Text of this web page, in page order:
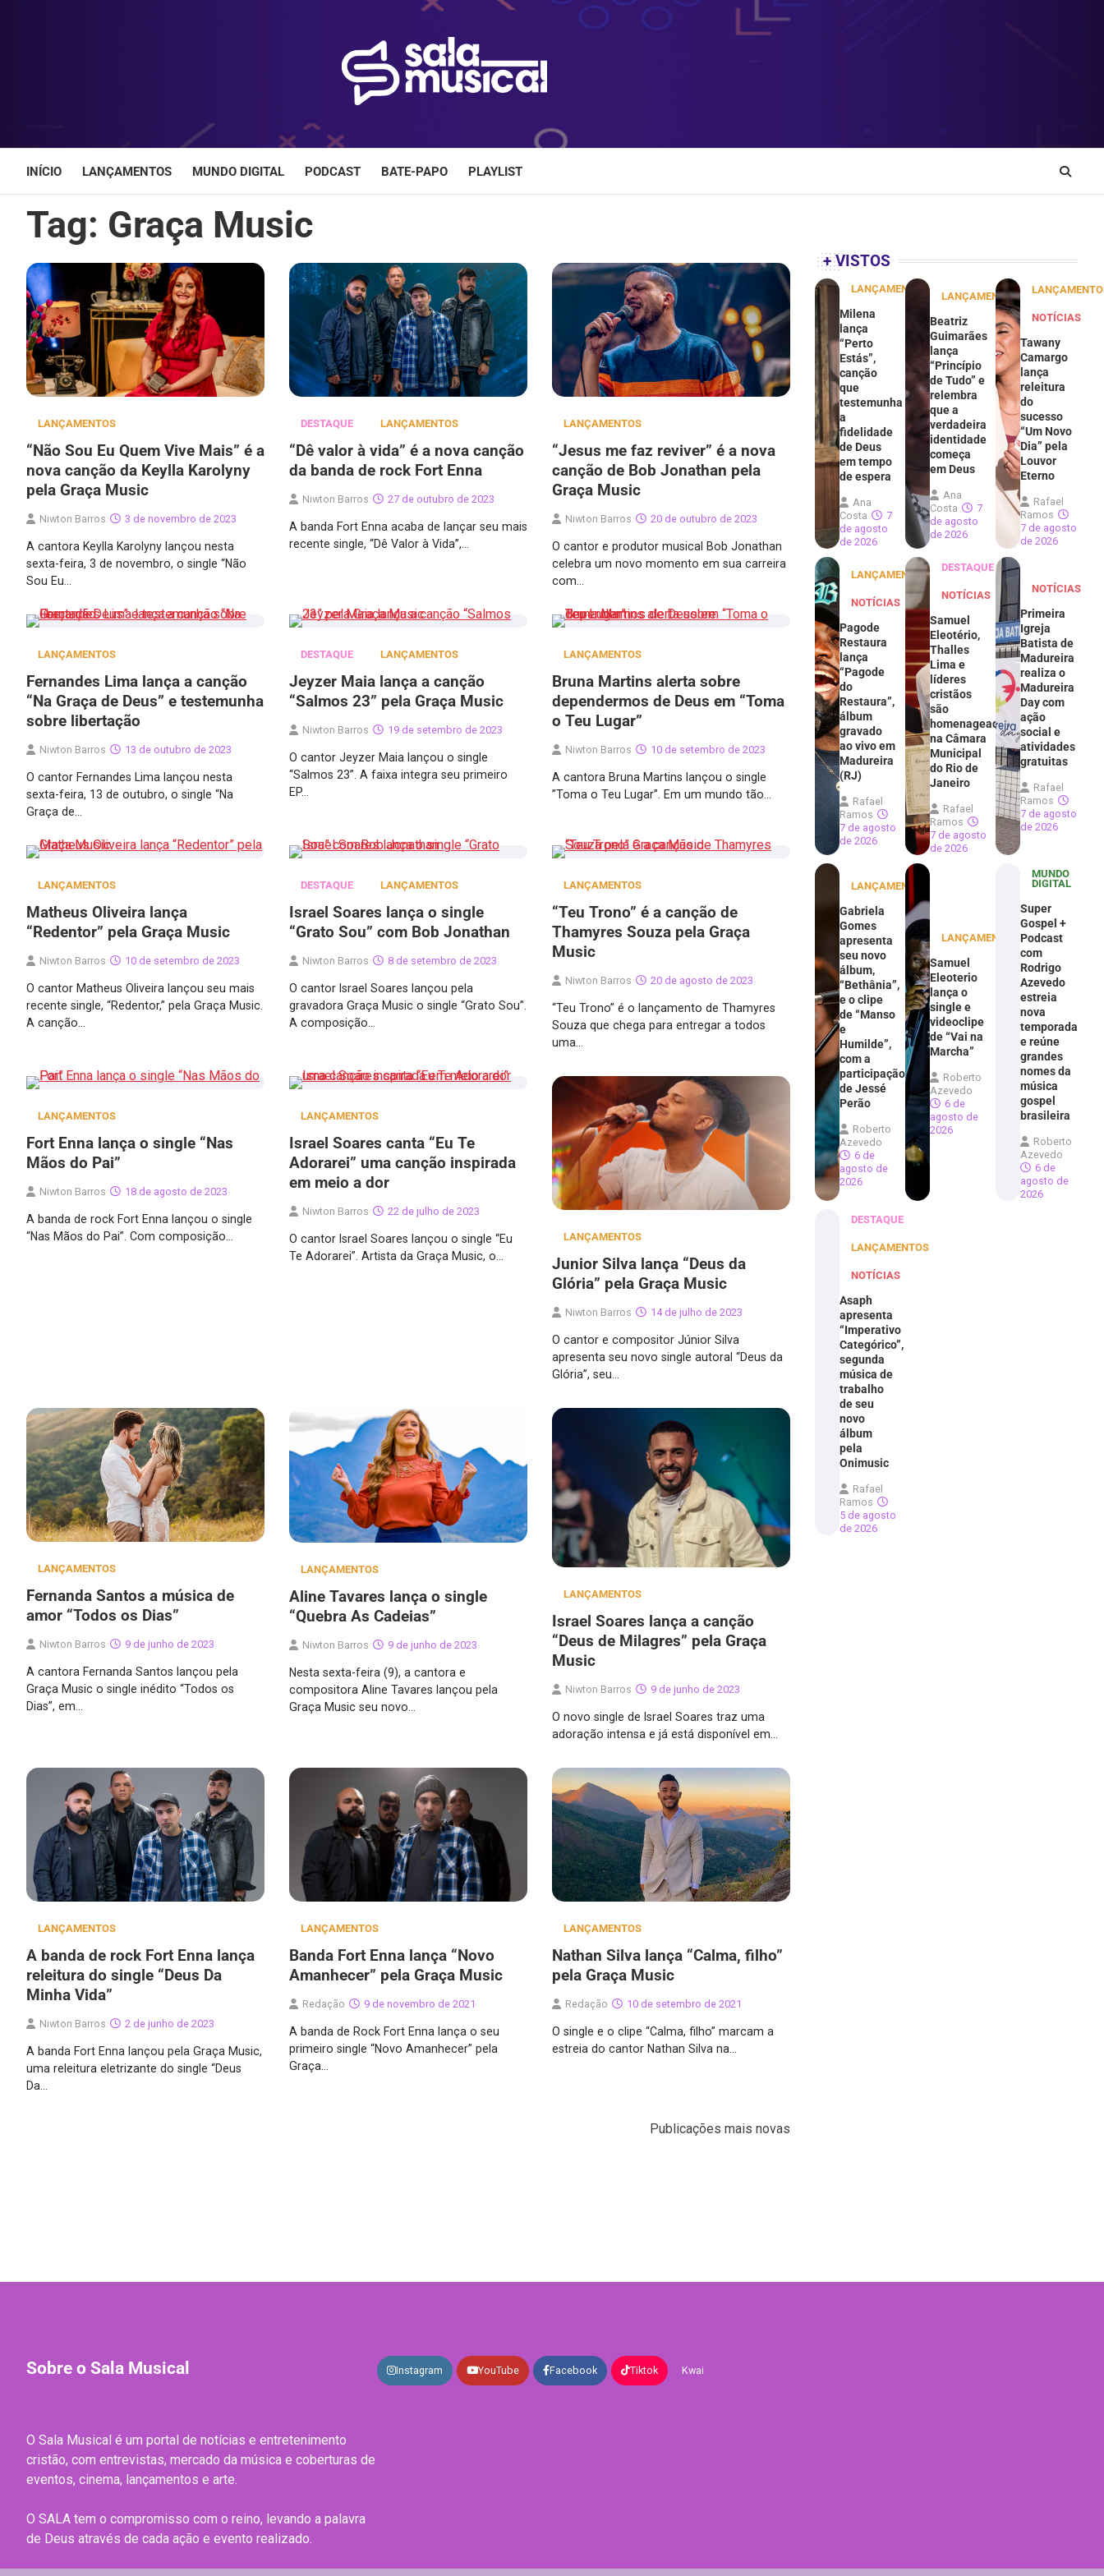
INÍCIO LANÇAMENTOS MUNDO DIGITAL PODCAST BATE-PAPO PLAYLIST
Tag: Graça Music
LANÇAMENTOS
“Não Sou Eu Quem Vive Mais” é a
nova canção da Keylla Karolyny
pela Graça Music
Niwton Barros 3 de novembro de 2023
A cantora Keylla Karolyny lançou nesta
sexta-feira, 3 de novembro, o single “Não
Sou Eu…
DESTAQUE LANÇAMENTOS
“Dê valor à vida” é a nova canção
da banda de rock Fort Enna
Niwton Barros 27 de outubro de 2023
A banda Fort Enna acaba de lançar seu mais
recente single, “Dê Valor à Vida”,…
LANÇAMENTOS
“Jesus me faz reviver” é a nova
canção de Bob Jonathan pela
Graça Music
Niwton Barros 20 de outubro de 2023
O cantor e produtor musical Bob Jonathan
celebra um novo momento em sua carreira
com…
LANÇAMENTOS
Fernandes Lima lança a canção
“Na Graça de Deus” e testemunha
sobre libertação
Niwton Barros 13 de outubro de 2023
O cantor Fernandes Lima lançou nesta
sexta-feira, 13 de outubro, o single “Na
Graça de…
DESTAQUE LANÇAMENTOS
Jeyzer Maia lança a canção
“Salmos 23” pela Graça Music
Niwton Barros 19 de setembro de 2023
O cantor Jeyzer Maia lançou o single
“Salmos 23”. A faixa integra seu primeiro
EP…
LANÇAMENTOS
Bruna Martins alerta sobre
dependermos de Deus em “Toma
o Teu Lugar”
Niwton Barros 10 de setembro de 2023
A cantora Bruna Martins lançou o single
”Toma o Teu Lugar”. Em um mundo tão…
LANÇAMENTOS
Matheus Oliveira lança
“Redentor” pela Graça Music
Niwton Barros 10 de setembro de 2023
O cantor Matheus Oliveira lançou seu mais
recente single, “Redentor,” pela Graça Music.
A canção…
DESTAQUE LANÇAMENTOS
Israel Soares lança o single
“Grato Sou” com Bob Jonathan
Niwton Barros 8 de setembro de 2023
O cantor Israel Soares lançou pela
gravadora Graça Music o single “Grato Sou”.
A composição…
LANÇAMENTOS
“Teu Trono” é a canção de
Thamyres Souza pela Graça
Music
Niwton Barros 20 de agosto de 2023
“Teu Trono” é o lançamento de Thamyres
Souza que chega para entregar a todos
uma…
LANÇAMENTOS
Fort Enna lança o single “Nas
Mãos do Pai”
Niwton Barros 18 de agosto de 2023
A banda de rock Fort Enna lançou o single
“Nas Mãos do Pai”. Com composição…
LANÇAMENTOS
Israel Soares canta “Eu Te
Adorarei” uma canção inspirada
em meio a dor
Niwton Barros 22 de julho de 2023
O cantor Israel Soares lançou o single “Eu
Te Adorarei”. Artista da Graça Music, o…
LANÇAMENTOS
Junior Silva lança “Deus da
Glória” pela Graça Music
Niwton Barros 14 de julho de 2023
O cantor e compositor Júnior Silva
apresenta seu novo single autoral “Deus da
Glória”, seu…
LANÇAMENTOS
Fernanda Santos a música de
amor “Todos os Dias”
Niwton Barros 9 de junho de 2023
A cantora Fernanda Santos lançou pela
Graça Music o single inédito “Todos os
Dias”, em…
LANÇAMENTOS
Aline Tavares lança o single
“Quebra As Cadeias”
Niwton Barros 9 de junho de 2023
Nesta sexta-feira (9), a cantora e
compositora Aline Tavares lançou pela
Graça Music seu novo…
LANÇAMENTOS
Israel Soares lança a canção
“Deus de Milagres” pela Graça
Music
Niwton Barros 9 de junho de 2023
O novo single de Israel Soares traz uma
adoração intensa e já está disponível em…
LANÇAMENTOS
A banda de rock Fort Enna lança
releitura do single “Deus Da
Minha Vida”
Niwton Barros 2 de junho de 2023
A banda Fort Enna lançou pela Graça Music,
uma releitura eletrizante do single “Deus
Da…
LANÇAMENTOS
Banda Fort Enna lança “Novo
Amanhecer” pela Graça Music
Redação 9 de novembro de 2021
A banda de Rock Fort Enna lança o seu
primeiro single “Novo Amanhecer” pela
Graça…
LANÇAMENTOS
Nathan Silva lança “Calma, filho”
pela Graça Music
Redação 10 de setembro de 2021
O single e o clipe “Calma, filho” marcam a
estreia do cantor Nathan Silva na…
Publicações mais novas
+ VISTOS
LANÇAMENTOS
Milena
lança
“Perto
Estás”,
canção
que
testemunha
a
fidelidade
de Deus
em tempo
de espera
Ana
Costa
7
de agosto
de 2026
LANÇAMENTOS
Beatriz
Guimarães
lança
“Princípio
de Tudo” e
relembra
que a
verdadeira
identidade
começa
em Deus
Ana
Costa
7
de agosto
de 2026
NOTÍCIAS
Tawany
Camargo
lança
releitura
do
sucesso
“Um Novo
Dia” pela
Louvor
Eterno
Rafael
Ramos
7 de agosto
de 2026
LANÇAMENTOS
NOTÍCIAS
Pagode
Restaura
lança
“Pagode
do
Restaura”,
álbum
gravado
ao vivo em
Madureira
(RJ)
Rafael
Ramos
7 de agosto
de 2026
DESTAQUE
NOTÍCIAS
Samuel
Eleotério,
Thalles
Lima e
líderes
cristãos
são
homenageados
na Câmara
Municipal
do Rio de
Janeiro
Rafael
Ramos
7 de agosto
de 2026
NOTÍCIAS
Primeira
Igreja
Batista de
Madureira
realiza o
Madureira
Day com
ação
social e
atividades
gratuitas
Rafael
Ramos
7 de agosto
de 2026
LANÇAMENTOS
Gabriela
Gomes
apresenta
seu novo
álbum,
“Bethânia”,
e o clipe
de “Manso
e
Humilde”,
com a
participação
de Jessé
Perão
Roberto
Azevedo
6 de
agosto de
2026
LANÇAMENTOS
Samuel
Eleoterio
lança o
single e
videoclipe
de “Vai na
Marcha”
Roberto
Azevedo
6 de
agosto de
2026
MUNDO
DIGITAL
Super
Gospel +
Podcast
com
Rodrigo
Azevedo
estreia
nova
temporada
e reúne
grandes
nomes da
música
gospel
brasileira
Roberto
Azevedo
6 de
agosto de
2026
DESTAQUE
LANÇAMENTOS
NOTÍCIAS
Asaph
apresenta
“Imperativo
Categórico”,
segunda
música de
trabalho
de seu
novo
álbum
pela
Onimusic
Rafael
Ramos
5 de agosto
de 2026
Sobre o Sala Musical
O Sala Musical é um portal de notícias e entretenimento
cristão, com entrevistas, mercado da música e coberturas de
eventos, cinema, lançamentos e arte.
O SALA tem o compromisso com o reino, levando a palavra
de Deus através de cada ação e evento realizado.
Instagram YouTube Facebook Tiktok Kwai